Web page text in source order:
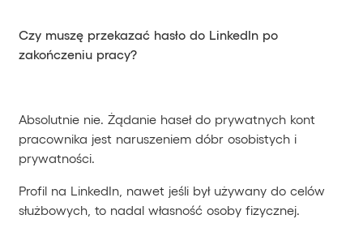
Czy muszę przekazać hasło do LinkedIn po
zakończeniu pracy?
Absolutnie nie. Żądanie haseł do prywatnych kont
pracownika jest naruszeniem dóbr osobistych i
prywatności.
Profil na LinkedIn, nawet jeśli był używany do celów
służbowych, to nadal własność osoby fizycznej.